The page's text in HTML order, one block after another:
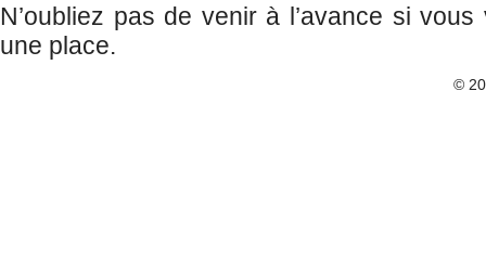
N’oubliez pas de venir à l’avance si
une place.
©